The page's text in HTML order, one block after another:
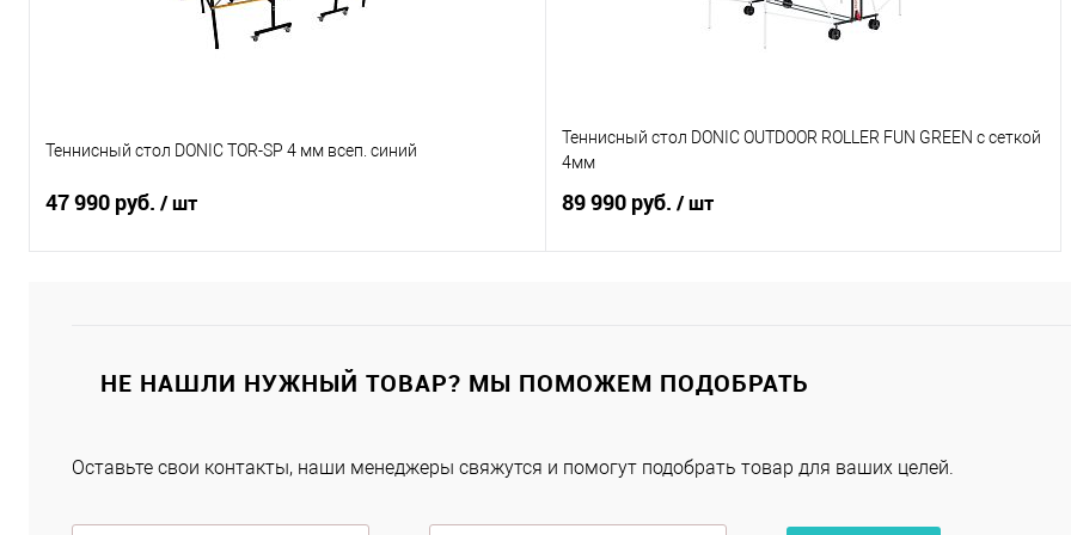
Теннисный стол DONIC TOR-SP 4 мм всеп. синий
47 990 руб. / шт
Купить в 1 клик
К сравнению
Характеристики
Теннисный стол DONIC OUTDOOR ROLLER FUN GREEN с сеткой
4мм
89 990 руб. / шт
Купить в 1 клик
Характеристики
НЕ НАШЛИ НУЖНЫЙ ТОВАР? МЫ ПОМОЖЕМ ПОДОБРАТЬ
Оставьте свои контакты, наши менеджеры свяжутся и помогут подобрать товар для ваших целей.